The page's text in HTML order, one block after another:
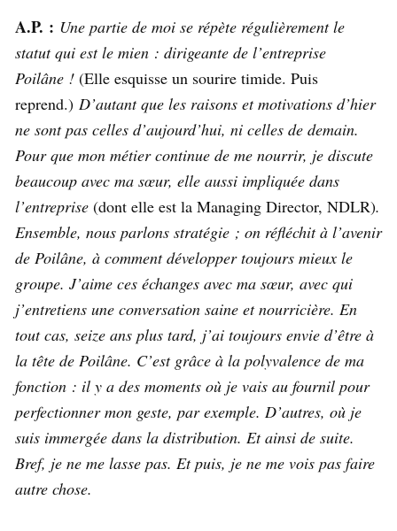
A.P. : Une partie de moi se répète régulièrement le
statut qui est le mien : dirigeante de l’entreprise
Poilâne ! (Elle esquisse un sourire timide. Puis
reprend.) D’autant que les raisons et motivations d’hier
ne sont pas celles d’aujourd’hui, ni celles de demain.
Pour que mon métier continue de me nourrir, je discute
beaucoup avec ma sœur, elle aussi impliquée dans
l’entreprise (dont elle est la Managing Director, NDLR).
Ensemble, nous parlons stratégie ; on réfléchit à l’avenir
de Poilâne, à comment développer toujours mieux le
groupe. J’aime ces échanges avec ma sœur, avec qui
j’entretiens une conversation saine et nourricière. En
tout cas, seize ans plus tard, j’ai toujours envie d’être à
la tête de Poilâne. C’est grâce à la polyvalence de ma
fonction : il y a des moments où je vais au fournil pour
perfectionner mon geste, par exemple. D’autres, où je
suis immergée dans la distribution. Et ainsi de suite.
Bref, je ne me lasse pas. Et puis, je ne me vois pas faire
autre chose.